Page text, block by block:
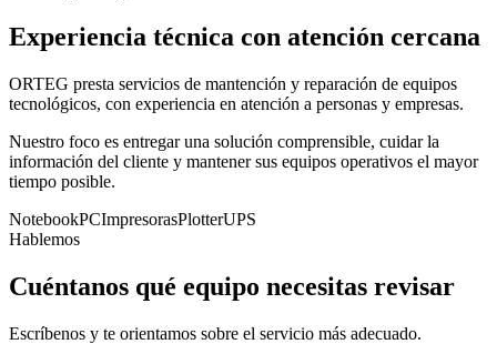
Experiencia técnica con atención cercana
ORTEG presta servicios de mantención y reparación de equipos
tecnológicos, con experiencia en atención a personas y empresas.
Nuestro foco es entregar una solución comprensible, cuidar la
información del cliente y mantener sus equipos operativos el mayor
tiempo posible.
NotebookPCImpresorasPlotterUPS
Hablemos
Cuéntanos qué equipo necesitas revisar
Escríbenos y te orientamos sobre el servicio más adecuado.